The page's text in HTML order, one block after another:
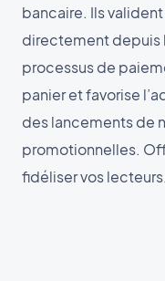
bancaire. Ils
directement depuis
processus de
panier et favorise
des lancements de
promotionnelles.
fidéliser vos lecteurs.